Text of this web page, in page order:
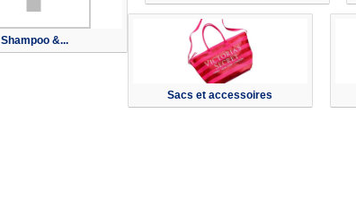
Shampoo &...
Sacs et accessoires